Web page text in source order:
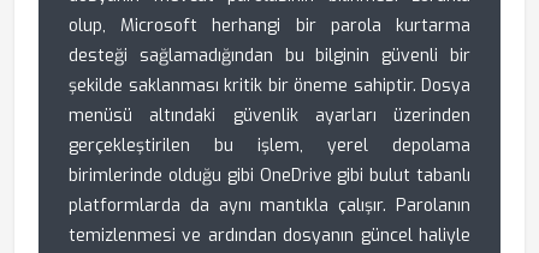
olup, Microsoft herhangi bir parola kurtarma
desteği sağlamadığından bu bilginin güvenli bir
şekilde saklanması kritik bir öneme sahiptir. Dosya
menüsü altındaki güvenlik ayarları üzerinden
gerçekleştirilen bu işlem, yerel depolama
birimlerinde olduğu gibi OneDrive gibi bulut tabanlı
platformlarda da aynı mantıkla çalışır. Parolanın
temizlenmesi ve ardından dosyanın güncel haliyle